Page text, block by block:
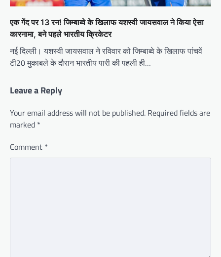
एक गेंद पर 13 रन! जिम्बाब्वे के खिलाफ यशस्वी जायसवाल ने किया ऐसा
कारनामा, बने पहले भारतीय क्रिकेटर
नई दिल्ली। यशस्वी जायसवाल ने रविवार को जिम्बाब्वे के खिलाफ पांचवें
टी20 मुकाबले के दौरान भारतीय पारी की पहली ही…
Leave a Reply
Your email address will not be published. Required fields are
marked *
Comment *